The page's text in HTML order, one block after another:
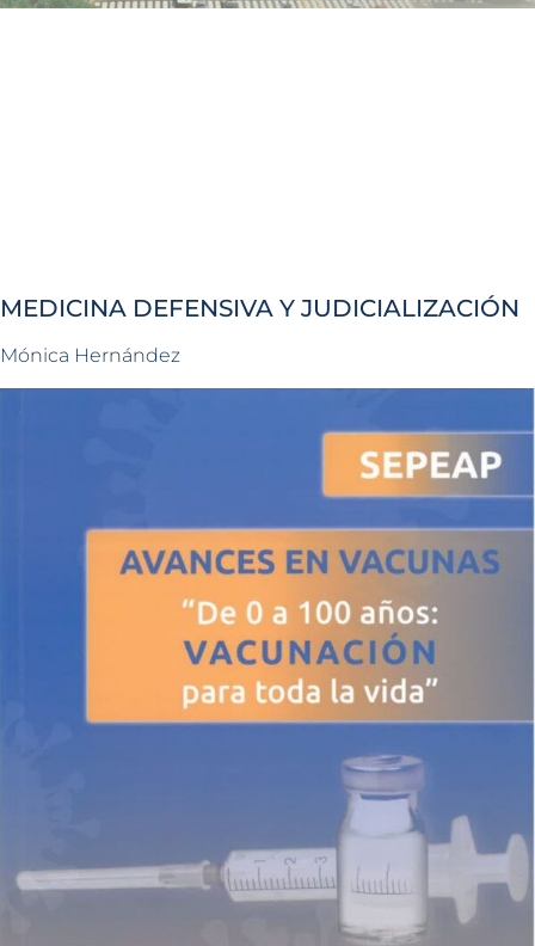
MEDICINA DEFENSIVA Y JUDICIALIZACIÓN
Mónica Hernández